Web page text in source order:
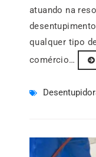
atuando na
qualquer tipo
comércio…